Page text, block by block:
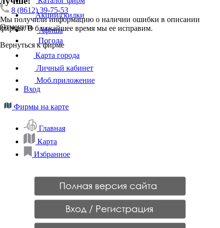
8 (8612) 39-75-53
Отменить
Мы получили информацию о наличии ошибки в описании
фирмы. В ближайшее время мы ее исправим.
Вернуться к фирме
Акции/скидки
Афиша
Погода
Карта города
Личный кабинет
Моб.приложение
Вход
Фирмы на карте
Главная
Карта
Избранное